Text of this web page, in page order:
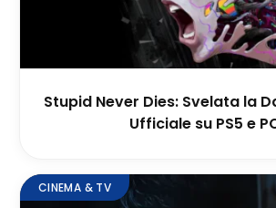
Stupid Never Dies: Svelata la
Ufficiale su PS5 e
CINEMA & TV